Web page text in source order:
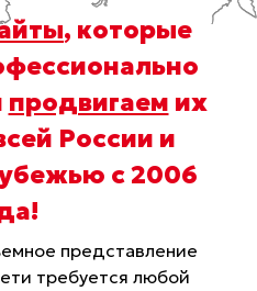
, которые
продвигаем их
России и
с 2006
!
представление
требуется любой